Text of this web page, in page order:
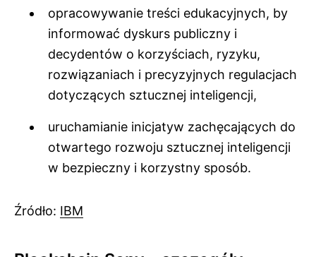
opracowywanie treści edukacyjnych, by
informować dyskurs publiczny i
decydentów o korzyściach, ryzyku,
rozwiązaniach i precyzyjnych regulacjach
dotyczących sztucznej inteligencji,
uruchamianie inicjatyw zachęcających do
otwartego rozwoju sztucznej inteligencji
w bezpieczny i korzystny sposób.
Źródło: IBM